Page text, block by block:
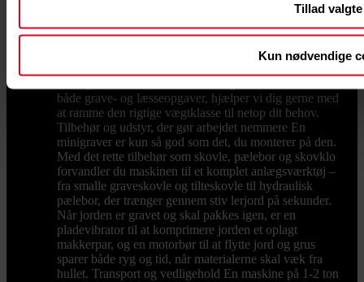
Tillad valgte
Kun nødvendige
endda ben som en "edderkop", så de kommer ind, hvor
pladsen er trang. Skal du arbejde professionelt, er en
maskine på larvebånd fra omkring 1 ton og opefter det
rigtige valg, og langt de fleste opgaver kan løses med
både grave- og læsseopgaver, hjælper vi dig gerne med
at ramme den rigtige vægtklasse til netop dit behov.
Tilbehør og udstyr, der gør arbejdet nemmere En
minigraver er kun så god som det, du monterer på den.
Med det rette tilbehør som skovle, pælebor og skovklo
forvandler du maskinen til et komplet anlægsværktøj –
fra smalle graveskovle og tilteskovle til hydraulisk
pælebor, der trænger gennem stiv lerjord på sekunder.
Når jorden er gravet og skal pakkes igen, er en
pladevibrator til at komprimere jorden et oplagt
makkerpar, og en motorbør til at flytte jord og grus
sparer både ryg og tid, når materialerne skal væk fra
hullet. Transport og vedligehold En maskine på 1-2 ton